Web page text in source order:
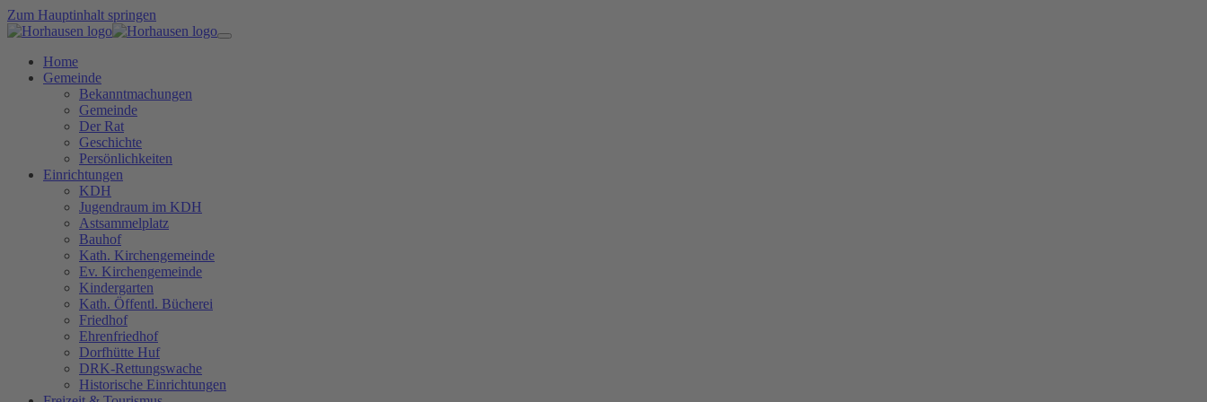
Zum Hauptinhalt springen
Home
Gemeinde
Bekanntmachungen
Gemeinde
Der Rat
Geschichte
Persönlichkeiten
Einrichtungen
KDH
Jugendraum im KDH
Astsammelplatz
Bauhof
Kath. Kirchengemeinde
Ev. Kirchengemeinde
Kindergarten
Kath. Öffentl. Bücherei
Friedhof
Ehrenfriedhof
Dorfhütte Huf
DRK-Rettungswache
Historische Einrichtungen